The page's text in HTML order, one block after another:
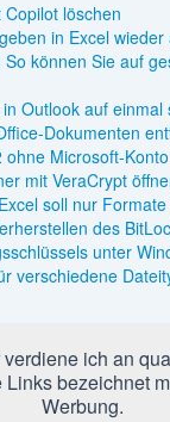
löschen
in Excel wieder
können Sie auf
Outlook auf einmal
Dokumenten
ohne Microsoft-
mit VeraCrypt
soll nur
des
unter
verschiedene
ich an
bezeichnet
Werbung.